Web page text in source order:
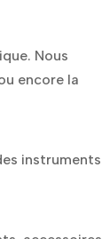
Nous
encore la
instruments